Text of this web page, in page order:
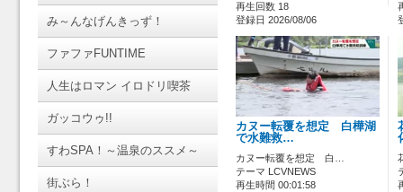
み～んなげんきっず！
ファファFUNTIME
人生はロマン イロドリ喫茶
ガッコウゥ!!
すわSPA！～温泉のススメ～
街ぶら！
再生回数 18
登録日 2026/08/06
カヌー転覆を想定 白樺湖
で水難救…
カヌー転覆を想定 白…
テーマ LCVNEWS
再生時間 00:01:58